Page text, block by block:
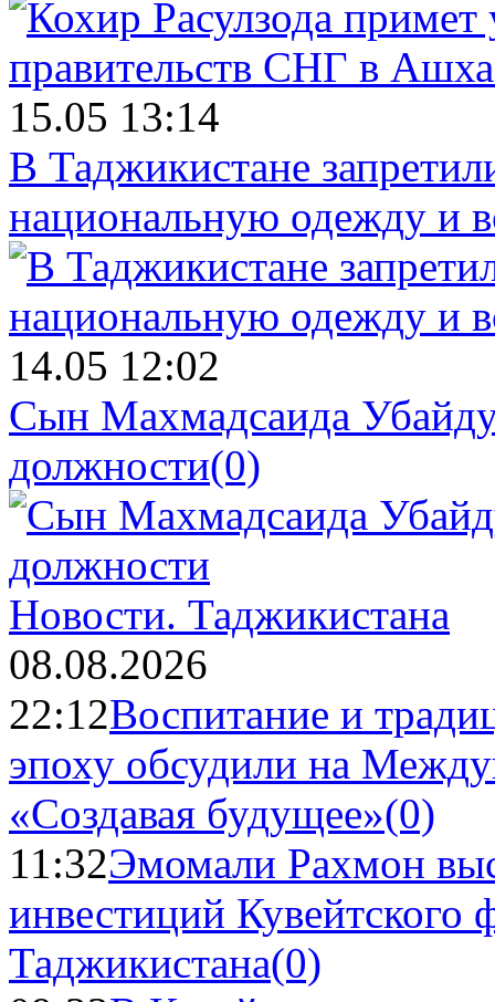
15.05 13:14
В Таджикистане
национальную одежду и
14.05 12:02
Сын Махмадсаида
должности(0)
Новости. Таджикистана
08.08.2026
22:12Воспитание и
эпоху обсудили на
«Создавая будущее»(0)
11:32Эмомали Рахмон
инвестиций Кувейтского
Таджикистана(0)